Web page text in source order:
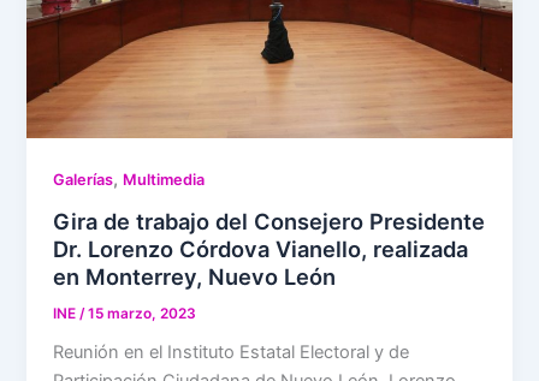
Galerías, Multimedia
Gira de trabajo del Consejero Presidente
Dr. Lorenzo Córdova Vianello, realizada
en Monterrey, Nuevo León
INE /15 marzo, 2023
Reunión en el Instituto Estatal Electoral y de